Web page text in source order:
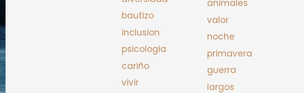
bautizo
inclusion
psicologia
cariño
vivir
animales
valor
noche
primavera
guerra
largos